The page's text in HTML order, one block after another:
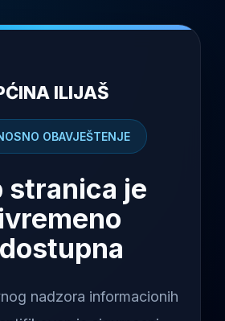
ILIJAŠ
OBAVJEŠTENJE
stranica je
nadzora informacionih